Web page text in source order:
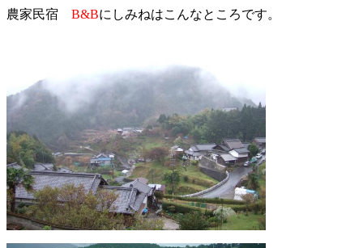
農家民宿 B&Bにしみねはこんなところです。